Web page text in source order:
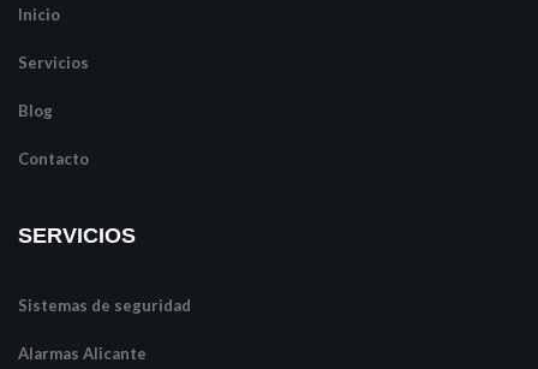
Inicio
Servicios
Blog
Contacto
SERVICIOS
Sistemas de seguridad
Alarmas Alicante